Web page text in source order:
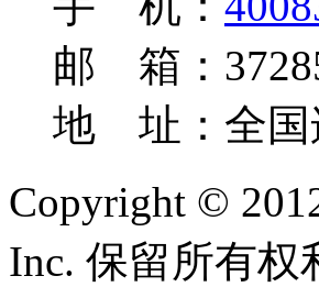
邮 箱：
地 址：全国
Copyright ©
Inc. 保留所有权